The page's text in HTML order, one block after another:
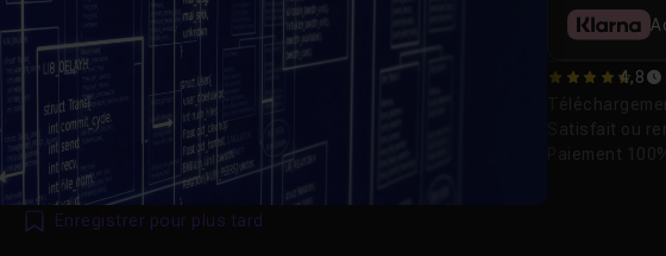
Enregistrer pour plus tard
4.75 4,8